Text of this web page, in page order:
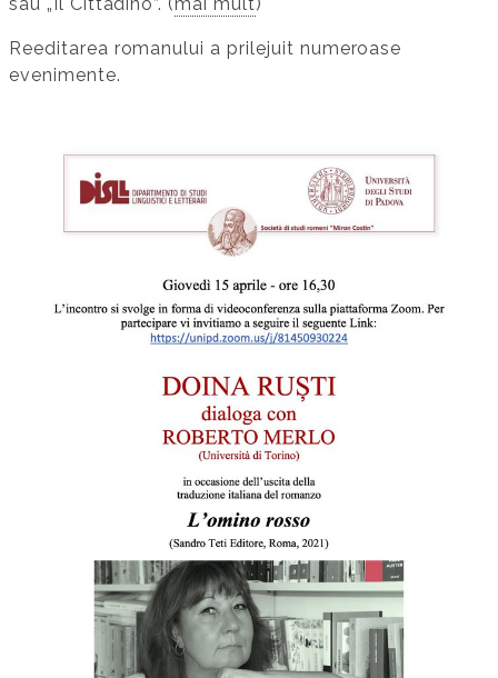
sau „Il Cittadino”. ( mai mult)
Reeditarea romanului a prilejuit numeroase
evenimente.